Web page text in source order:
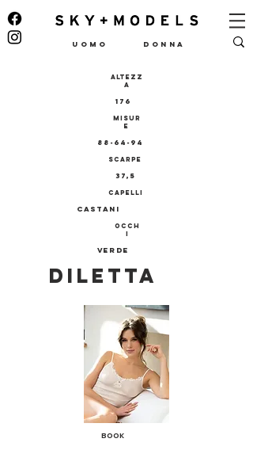
UOMO DONNA
ALTEZZ
A
176
MISUR
E
88-64-94
SCARPE
37,5
CAPELLI
castani
OCCH
I
verde
DILETTA
BOOK